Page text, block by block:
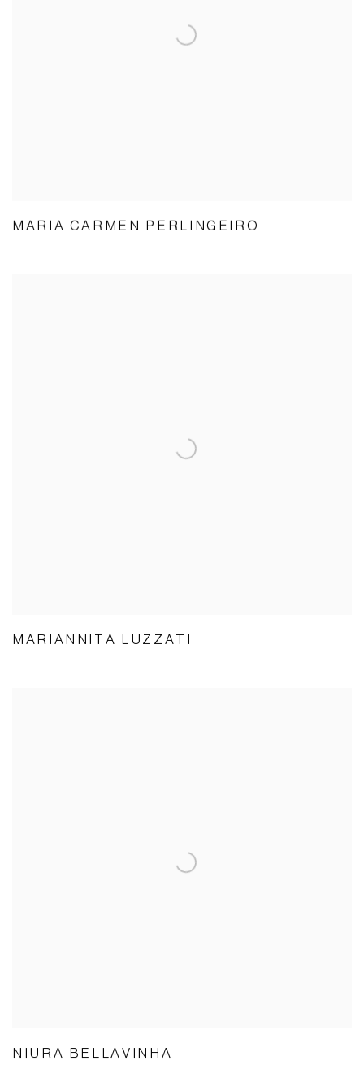
MARIA CARMEN PERLINGEIRO
MARIANNITA LUZZATI
NIURA BELLAVINHA